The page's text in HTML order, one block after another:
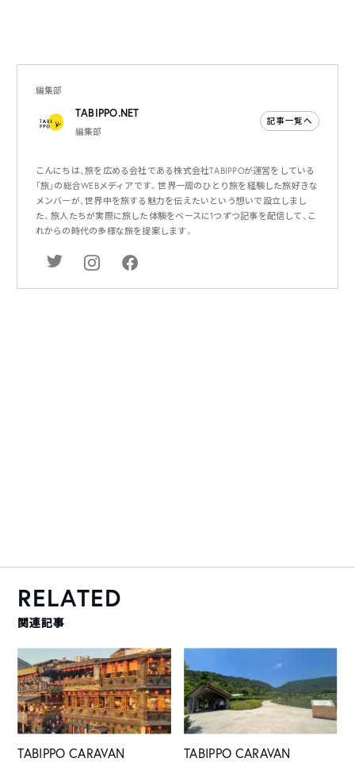
編集部
TABIPPO.NET
編集部
記事一覧へ
こんにちは、旅を広める会社である株式会社TABIPPOが運営をしている
「旅」の総合WEBメディアです。世界一周のひとり旅を経験した旅好きな
メンバーが、世界中を旅する魅力を伝えたいという想いで設立しまし
た。旅人たちが実際に旅した体験をベースに1つずつ記事を配信して、こ
れからの時代の多様な旅を提案します。
RELATED
関連記事
TABIPPO CARAVAN
TABIPPO CARAVAN